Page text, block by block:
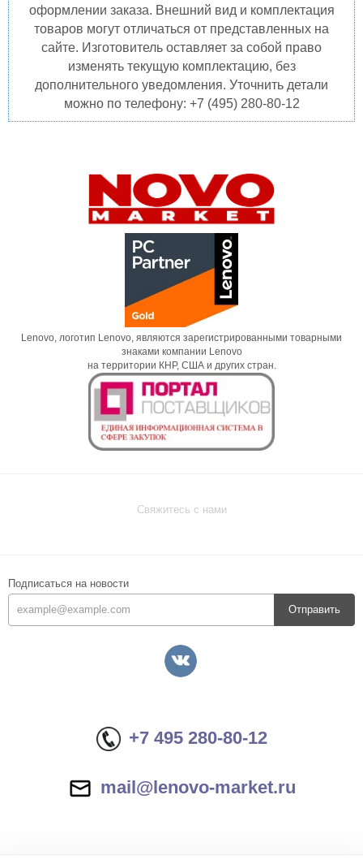
оформлении заказа. Внешний вид и комплектация
товаров могут отличаться от представленных на
сайте. Изготовитель оставляет за собой право
изменять текущую комплектацию, без
дополнительного уведомления. Уточнить детали
можно по телефону: +7 (495) 280-80-12
Lenovo, логотип Lenovo, являются зарегистрированными товарными
знаками компании Lenovo
на территории КНР, США и других стран.
Свяжитесь с нами
Подписаться на новости
Отправить
+7 495 280-80-12
mail@lenovo-market.ru